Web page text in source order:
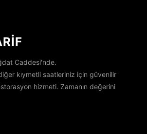
Caddesi'nde.
kıymetli saatleriniz için güvenilir
hizmeti. Zamanın değerini